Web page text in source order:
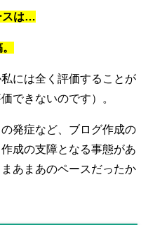
スは…
には全く評価することが
できないのです）。
発症など、ブログ作成の
成の支障となる事態があ
あまあのペースだったか